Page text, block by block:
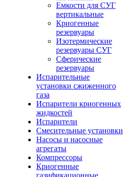
Емкости для СУГ
вертикальные
Криогенные
резервуары
Изотермические
резервуары СУГ
Сферические
резервуары
Испарительные
установки сжиженного
газа
Испарители криогенных
жидкостей
Испарители
Смесительные установки
Насосы и насосные
агрегаты
Компрессоры
Криогенные